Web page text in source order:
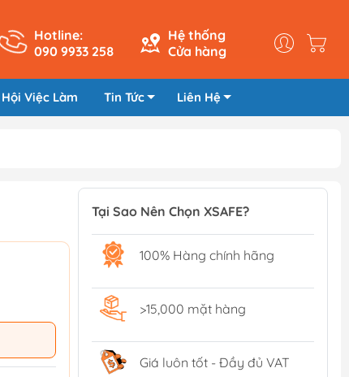
Hotline:
090 9933 258
Hệ thống
Cửa hàng
Hội Việc Làm Tin Tức Liên Hệ
Tại Sao Nên Chọn XSAFE?
100% Hàng chính hãng
>15,000 mặt hàng
Giá luôn tốt - Đầy đủ VAT